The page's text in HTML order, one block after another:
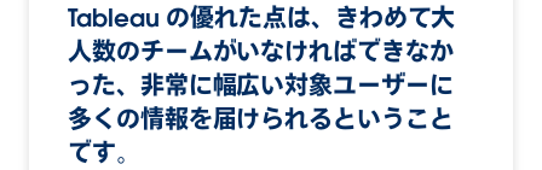
Tableau の優れた点は、きわめて大
人数のチームがいなければできなか
った、非常に幅広い対象ユーザーに
多くの情報を届けられるということ
です。